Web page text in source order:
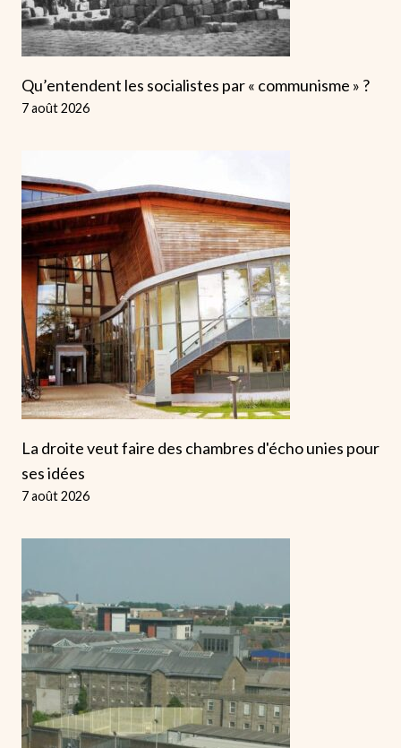
Qu’entendent les socialistes par « communisme » ?
7 août 2026
La droite veut faire des chambres d'écho unies pour
ses idées
7 août 2026